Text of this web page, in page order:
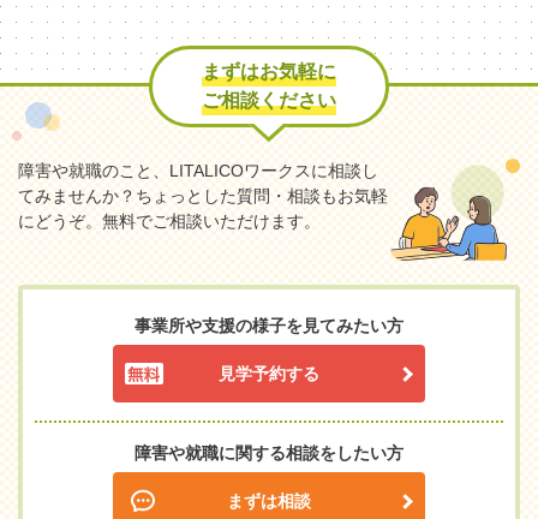
まずはお気軽に
ご相談ください
障害や就職のこと、LITALICOワークスに相談し
てみませんか？ちょっとした質問・相談もお気軽
にどうぞ。無料でご相談いただけます。
事業所や支援の様子を見てみたい方
見学予約する
障害や就職に関する相談をしたい方
まずは相談